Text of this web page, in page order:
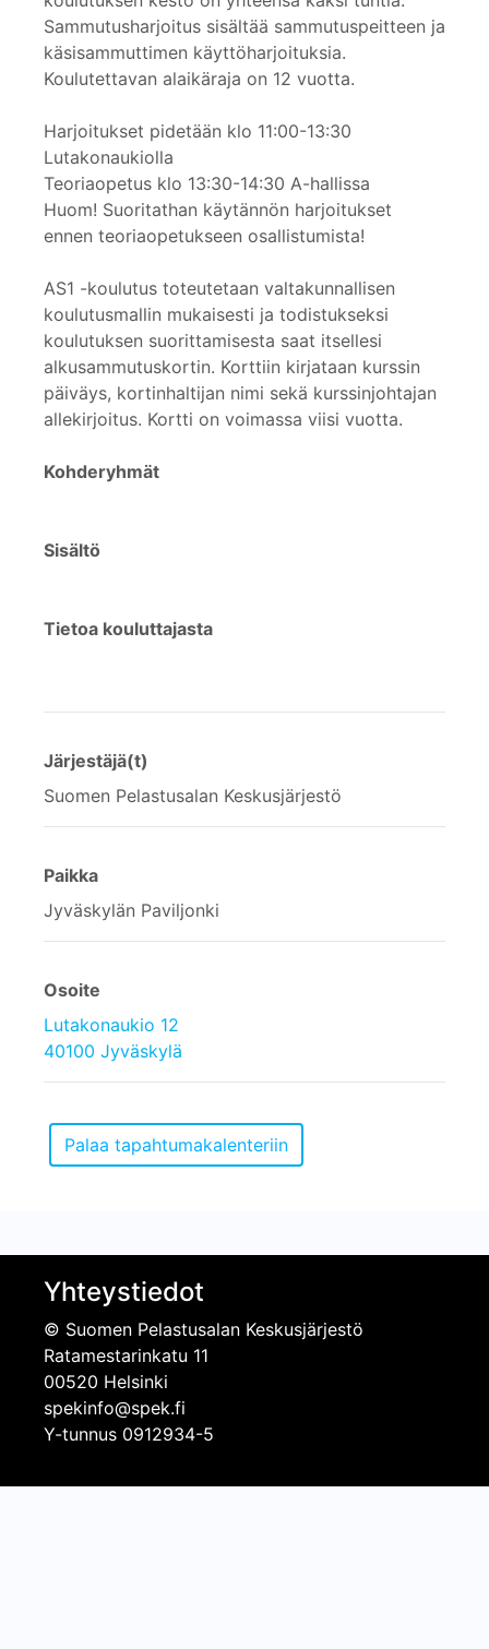
Sammutusharjoitus sisältää sammutuspeitteen ja
käsisammuttimen käyttöharjoituksia.
Koulutettavan alaikäraja on 12 vuotta.
Harjoitukset pidetään klo 11:00-13:30
Lutakonaukiolla
Teoriaopetus klo 13:30-14:30 A-hallissa
Huom! Suoritathan käytännön harjoitukset
ennen teoriaopetukseen osallistumista!
AS1 -koulutus toteutetaan valtakunnallisen
koulutusmallin mukaisesti ja todistukseksi
koulutuksen suorittamisesta saat itsellesi
alkusammutuskortin. Korttiin kirjataan kurssin
päiväys, kortinhaltijan nimi sekä kurssinjohtajan
allekirjoitus. Kortti on voimassa viisi vuotta.
Kohderyhmät
Sisältö
Tietoa kouluttajasta
Järjestäjä(t)
Suomen Pelastusalan Keskusjärjestö
Paikka
Jyväskylän Paviljonki
Osoite
Lutakonaukio 12
40100 Jyväskylä
Yhteystiedot
© Suomen Pelastusalan Keskusjärjestö
Ratamestarinkatu 11
00520 Helsinki
spekinfo@spek.fi
Y-tunnus 0912934-5